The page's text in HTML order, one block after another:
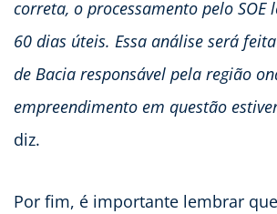
correta, o processamento pelo SOE
60 dias úteis. Essa análise será
de Bacia responsável pela região
empreendimento em questão
diz.
Por fim, é importante lembrar